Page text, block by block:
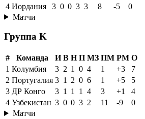
4 Иордания 3 0 0 3 3 8 -5
0
Матчи
Группа K
# Команда И В Н П МЗ ПМ РМ О
1 Колумбия 3 2 1 0 4 1 +3
7
2 Португалия 3 1 2 0 6 1 +5
5
3 ДР Конго 3 1 1 1 4 3 +1
4
4 Узбекистан 3 0 0 3 2 11 -9
0
Матчи